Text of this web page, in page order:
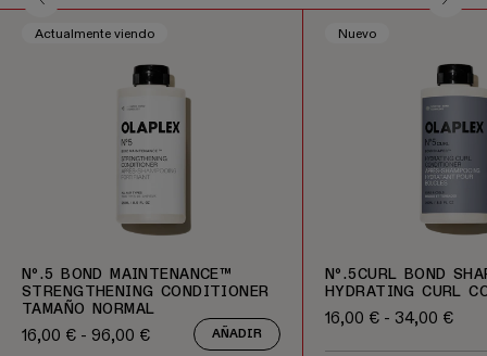
Actualmente viendo
Nº.5 BOND MAINTENANCE™
STRENGTHENING CONDITIONER
TAMAÑO NORMAL
Precio regular
16,00 € - 96,00 € AÑADIR
Nuevo
Nº.5CURL BOND
HYDRATING CURL
Precio regular
16,00 € - 34,00 €